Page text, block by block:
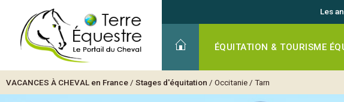
Les
ÉQUITATION & TOURISME
VACANCES À CHEVAL en France / Stages d'équitation / Occitanie / Tarn